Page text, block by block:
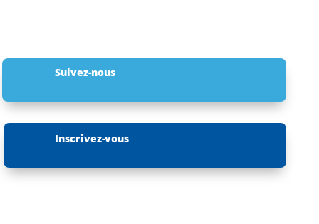
Suivez-nous
Inscrivez-vous